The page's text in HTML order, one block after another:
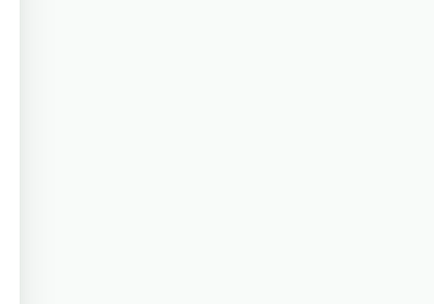
Town/O=Example Cloudsigma Company/CN=cloudsigma.com"